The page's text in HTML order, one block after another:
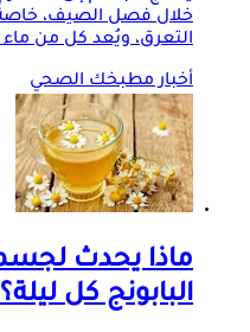
خلال فصل الصيف، خاصةً
التعرق، ويُعد كل من
أخبار مطبخك الصحي
ماذا يحدث
البابونج كل ليلة؟